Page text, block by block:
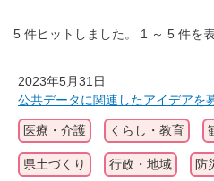
5 件ヒットしました。 1 ～ 5 件を
2023年5月31日
公共データに関連したアイデアを
医療・介護 くらし・教育
県土づくり 行政・地域 防